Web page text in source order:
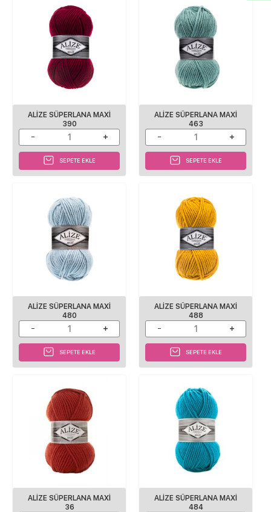
ALİZE SÜPERLANA MAXİ
390
SEPETE EKLE
ALİZE SÜPERLANA MAXİ
463
SEPETE EKLE
ALİZE SÜPERLANA MAXİ
480
SEPETE EKLE
ALİZE SÜPERLANA MAXİ
488
SEPETE EKLE
ALIZE SÜPERLANA MAXI
36
ALIZE SÜPERLANA MAXI
484